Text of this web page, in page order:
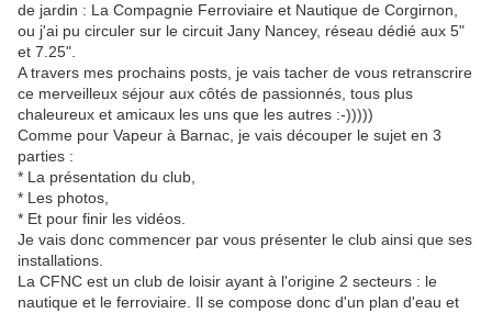
de jardin : La Compagnie Ferroviaire et Nautique de Corgirnon,
ou j'ai pu circuler sur le circuit Jany Nancey, réseau dédié aux 5"
et 7.25".
A travers mes prochains posts, je vais tacher de vous retranscrire
ce merveilleux séjour aux côtés de passionnés, tous plus
chaleureux et amicaux les uns que les autres :-)))))
Comme pour Vapeur à Barnac, je vais découper le sujet en 3
parties :
* La présentation du club,
* Les photos,
* Et pour finir les vidéos.
Je vais donc commencer par vous présenter le club ainsi que ses
installations.
La CFNC est un club de loisir ayant à l'origine 2 secteurs : le
nautique et le ferroviaire. Il se compose donc d'un plan d'eau et